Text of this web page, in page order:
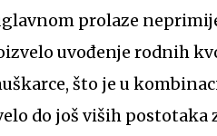
prolaze
uvođenje rodnih
što je u
do još viših postotaka